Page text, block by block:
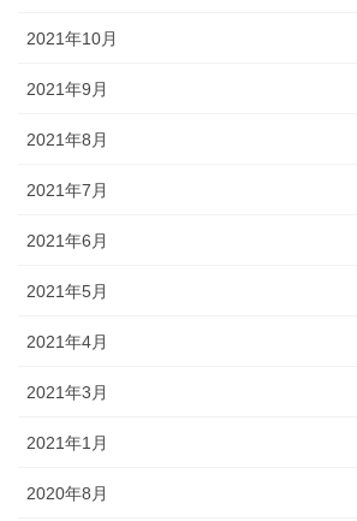
2021年10月
2021年9月
2021年8月
2021年7月
2021年6月
2021年5月
2021年4月
2021年3月
2021年1月
2020年8月